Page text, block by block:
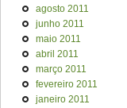
agosto 2011
junho 2011
maio 2011
abril 2011
março 2011
fevereiro 2011
janeiro 2011